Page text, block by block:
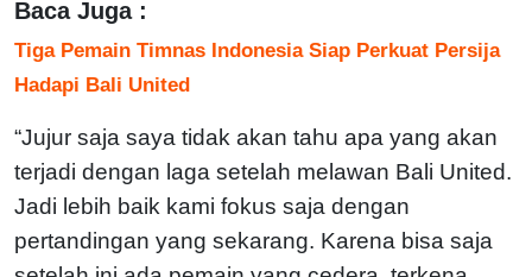
Baca Juga :
Tiga Pemain Timnas Indonesia Siap Perkuat Persija
Hadapi Bali United
“Jujur saja saya tidak akan tahu apa yang akan
terjadi dengan laga setelah melawan Bali United.
Jadi lebih baik kami fokus saja dengan
pertandingan yang sekarang. Karena bisa saja